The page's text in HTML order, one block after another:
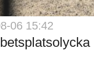
06 15:42